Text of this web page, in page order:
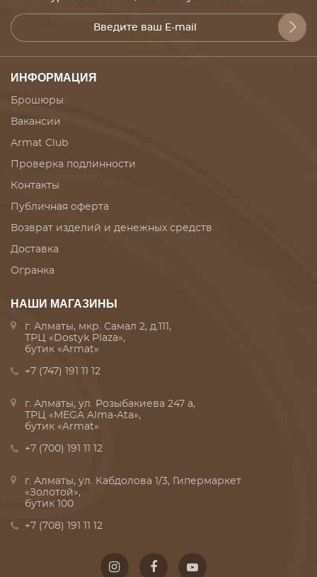
ИНФОРМАЦИЯ
Брошюры
Вакансии
Armat Club
Проверка подлинности
Контакты
Публичная оферта
Возврат изделий и денежных средств
Доставка
Огранка
НАШИ МАГАЗИНЫ
г. Алматы, мкр. Самал 2, д.111,
ТРЦ «Dostyk Plaza»,
бутик «Armat»
+7 (747) 191 11 12
г. Алматы, ул. Розыбакиева 247 а,
ТРЦ «MEGA Alma-Ata»,
бутик «Armat»
+7 (700) 191 11 12
г. Алматы, ул. Кабдолова 1/3, Гипермаркет
«Золотой»,
бутик 100
+7 (708) 191 11 12